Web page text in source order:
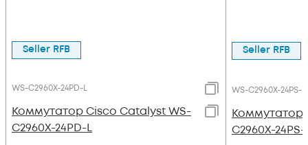
Seller RFB
WS-C2960X-24PD-L
Коммутатор Cisco Catalyst WS-
C2960X-24PD-L
Seller RFB
WS-C2960X-24PS-L
Коммутатор
C2960X-24PS-